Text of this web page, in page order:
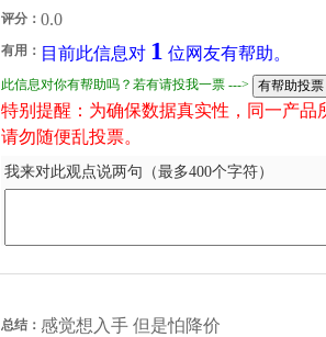
评分： 0.0
有用： 目前此信息对 1 位网友有帮助。
此信息对你有帮助吗？若有请投我一票 --->
特别提醒：为确保数据真实性，同一产
请勿随便乱投票。
我来对此观点说两句（最多400个字符）
总结： 感觉想入手 但是怕降价